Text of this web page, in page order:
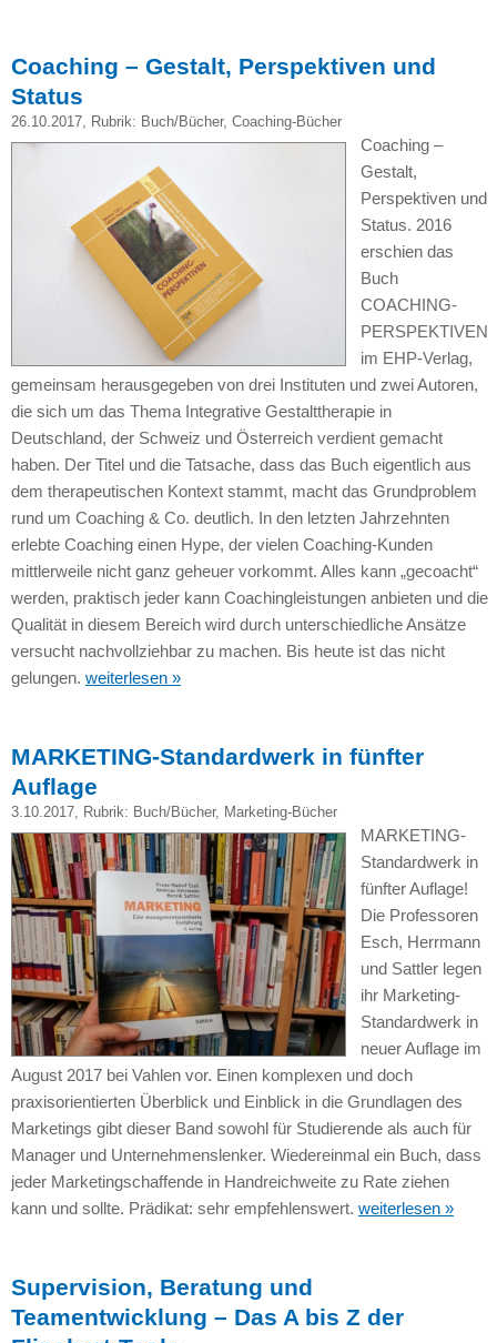
Coaching – Gestalt, Perspektiven und
Status
26.10.2017, Rubrik: Buch/Bücher, Coaching-Bücher
Coaching –
Gestalt,
Perspektiven und
Status. 2016
erschien das
Buch
COACHING-
PERSPEKTIVEN
im EHP-Verlag,
gemeinsam herausgegeben von drei Instituten und zwei Autoren,
die sich um das Thema Integrative Gestalttherapie in
Deutschland, der Schweiz und Österreich verdient gemacht
haben. Der Titel und die Tatsache, dass das Buch eigentlich aus
dem therapeutischen Kontext stammt, macht das Grundproblem
rund um Coaching & Co. deutlich. In den letzten Jahrzehnten
erlebte Coaching einen Hype, der vielen Coaching-Kunden
mittlerweile nicht ganz geheuer vorkommt. Alles kann „gecoacht“
werden, praktisch jeder kann Coachingleistungen anbieten und die
Qualität in diesem Bereich wird durch unterschiedliche Ansätze
versucht nachvollziehbar zu machen. Bis heute ist das nicht
gelungen. weiterlesen »
MARKETING-Standardwerk in fünfter
Auflage
3.10.2017, Rubrik: Buch/Bücher, Marketing-Bücher
MARKETING-
Standardwerk in
fünfter Auflage!
Die Professoren
Esch, Herrmann
und Sattler legen
ihr Marketing-
Standardwerk in
neuer Auflage im
August 2017 bei Vahlen vor. Einen komplexen und doch
praxisorientierten Überblick und Einblick in die Grundlagen des
Marketings gibt dieser Band sowohl für Studierende als auch für
Manager und Unternehmenslenker. Wiedereinmal ein Buch, dass
jeder Marketingschaffende in Handreichweite zu Rate ziehen
kann und sollte. Prädikat: sehr empfehlenswert. weiterlesen »
Supervision, Beratung und
Teamentwicklung – Das A bis Z der